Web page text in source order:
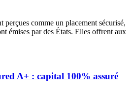
perçues comme un placement sécurisé,
émises par des États. Elles offrent aux
A+ : capital 100% assuré